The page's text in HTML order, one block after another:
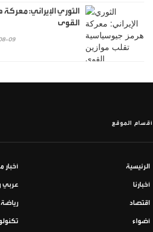
الثوري الإيراني:
القوى
09
أقسام الموقع
الرئيسية أخبار
أخبارنا عربي
اقتصاد رياضة
أضواء